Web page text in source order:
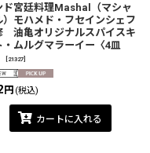
ド宮廷料理Mashal（マシャ
）モハメド・フセインシェフ
油亀オリジナルスパイスキ
・ムルグマラーイー〈4皿
21327
円 (税込)
カートに入れる